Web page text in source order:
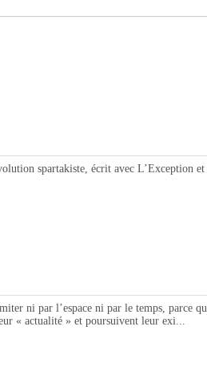
spartakiste, écrit avec L’Exception
ni par l’espace ni par le temps, parce
« actualité » et poursuivent leur exi...